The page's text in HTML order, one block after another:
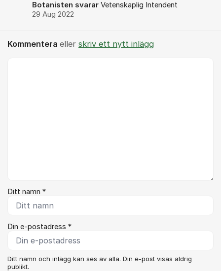
Botanisten svarar Vetenskaplig Intendent
29 Aug 2022
Kommentera eller skriv ett nytt inlägg
Ditt namn *
Din e-postadress *
Ditt namn och inlägg kan ses av alla. Din e-post visas aldrig
publikt.